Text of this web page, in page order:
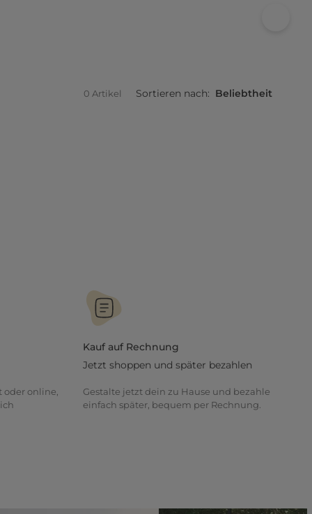
0 Artikel Sortieren nach: Beliebtheit
oder online,
Kauf auf Rechnung
Jetzt shoppen und später bezahlen
Gestalte jetzt dein zu Hause und bezahle
einfach später, bequem per Rechnung.